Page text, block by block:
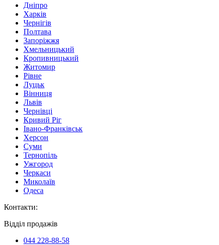
Дніпро
Харків
Чернігів
Полтава
Запоріжжя
Хмельницький
Кропивницький
Житомир
Рівне
Луцьк
Вінниця
Львів
Чернівці
Кривий Ріг
Івано-Франківськ
Херсон
Суми
Тернопіль
Ужгород
Черкаси
Миколаїв
Одеса
Контакти:
Відділ продажів
044 228-88-58